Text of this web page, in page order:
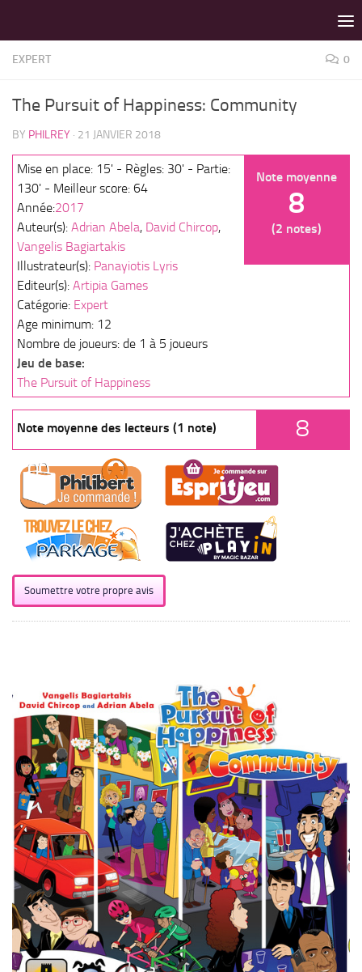
EXPERT 0
The Pursuit of Happiness: Community
BY PHILREY · 21 JANVIER 2018
Note moyenne
8
(2 notes)
Mise en place: 15' - Règles: 30' - Partie:
130' - Meilleur score: 64
Année:2017
Auteur(s): Adrian Abela, David Chircop,
Vangelis Bagiartakis
Illustrateur(s): Panayiotis Lyris
Editeur(s): Artipia Games
Catégorie: Expert
Age minimum: 12
Nombre de joueurs: de 1 à 5 joueurs
Jeu de base:
The Pursuit of Happiness
Note moyenne des lecteurs (1 note) 8
Soumettre votre propre avis